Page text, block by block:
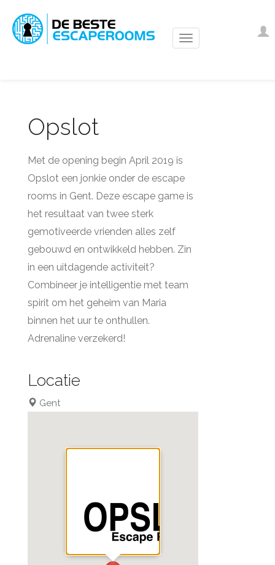
naar
Opslot
Met de opening begin April 2019 is
Opslot een jonkie onder de escape
rooms in Gent. Deze escape game is
het resultaat van twee sterk
gemotiveerde vrienden alles zelf
gebouwd en ontwikkeld hebben. Zin
in een uitdagende activiteit?
Combineer je intelligentie met team
spirit om het geheim van Maria
binnen het uur te onthullen.
Adrenaline verzekerd!
Locatie
Gent